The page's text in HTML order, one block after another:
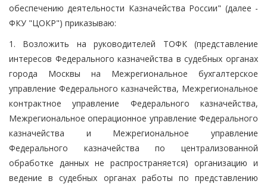
обеспечению деятельности Казначейства России" (далее -
ФКУ "ЦОКР") приказываю:
1. Возложить на руководителей ТОФК (представление
интересов Федерального казначейства в судебных органах
города Москвы на Межрегиональное бухгалтерское
управление Федерального казначейства, Межрегиональное
контрактное управление Федерального казначейства,
Межрегиональное операционное управление Федерального
казначейства и Межрегиональное управление
Федерального казначейства по централизованной
обработке данных не распространяется) организацию и
ведение в судебных органах работы по представлению